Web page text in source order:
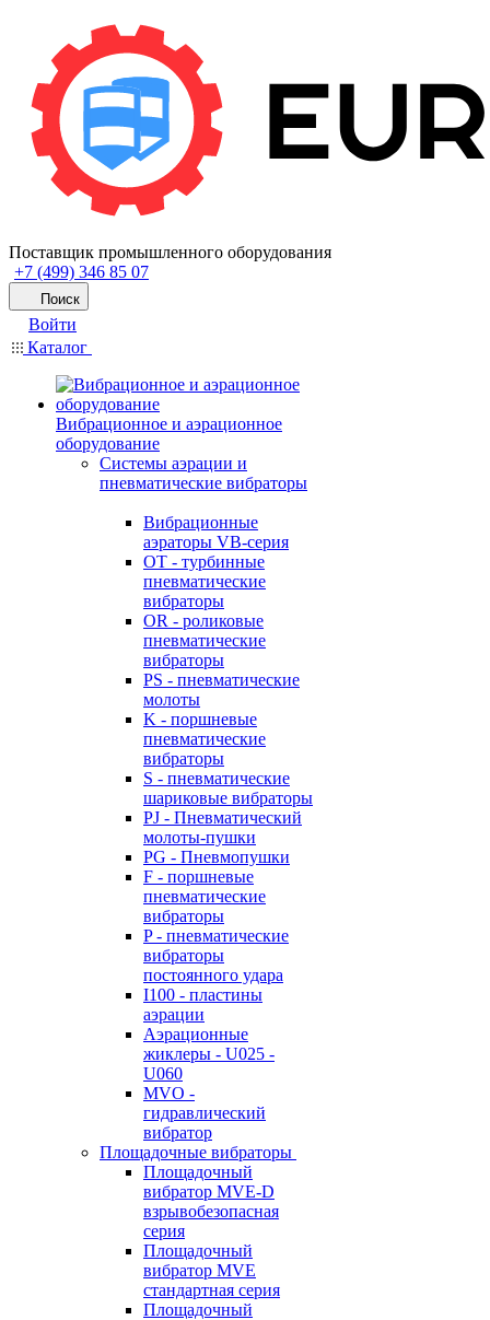
Поставщик промышленного оборудования
+7 (499) 346 85 07
Поиск
Войти
Каталог
Вибрационное и аэрационное
оборудование
Системы аэрации и
пневматические вибраторы
Вибрационные
аэраторы VB-серия
OT - турбинные
пневматические
вибраторы
OR - роликовые
пневматические
вибраторы
PS - пневматические
молоты
K - поршневые
пневматические
вибраторы
S - пневматические
шариковые вибраторы
PJ - Пневматический
молоты-пушки
PG - Пневмопушки
F - поршневые
пневматические
вибраторы
P - пневматические
вибраторы
постоянного удара
I100 - пластины
аэрации
Аэрационные
жиклеры - U025 -
U060
MVO -
гидравлический
вибратор
Площадочные вибраторы
Площадочный
вибратор MVE-D
взрывобезопасная
серия
Площадочный
вибратор MVE
стандартная серия
Площадочный